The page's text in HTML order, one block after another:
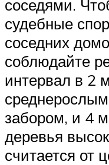
соседями.
судебные
соседних
соблюдайте
интервал в 2
забором, и 4
деревья
считается от